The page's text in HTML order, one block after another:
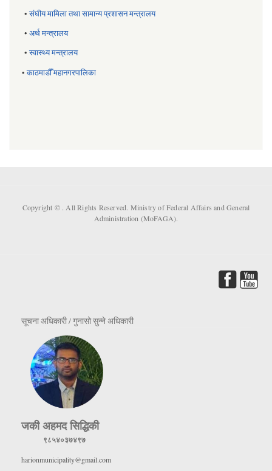
•संघीय मामिला तथा सामान्य प्रशासन मन्त्रालय
• अर्थ मन्त्रालय
•स्वास्थ्य मन्त्रालय
•काठमाडौँ महानगरपालिका
Copyright © . All Rights Reserved. Ministry of Federal Affairs and General
Administration (MoFAGA).
सूचना अधिकारी / गुनासो सुन्ने अधिकारी
जकी अहमद सिद्धिकी
९८५४०३७४९७
harionmunicipality@gmail.com